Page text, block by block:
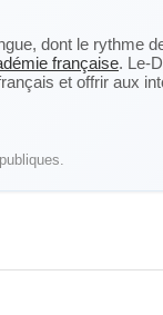
dont le rythme
française. Le-
et offrir aux